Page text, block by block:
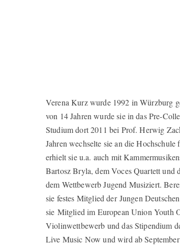
Verena Kurz wurde 1992 in Würzburg
von 14 Jahren wurde sie in das Pre-
Studium dort 2011 bei Prof. Herwig
Jahren wechselte sie an die
erhielt sie u.a. auch mit
Bartosz Bryla, dem Voces Quartett und
dem Wettbewerb Jugend Musiziert.
sie festes Mitglied der Jungen
sie Mitglied im European Union Youth
Violinwettbewerb und das Stipendium
Live Music Now und wird ab